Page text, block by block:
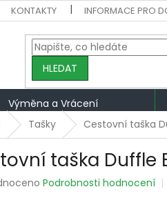
KONTAKTY INFORMACE PRO
HLEDAT
Výměna a Vrácení
Tašky Cestovní taška
taška Duffle
Podrobnosti hodnocení